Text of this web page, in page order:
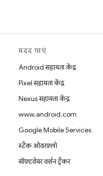
मदद पाएं
Android सहायता केंद्र
Pixel सहायता केंद्र
Nexus सहायता केंद्र
www.android.com
Google Mobile Services
स्टैक ओवरफ़्लो
सॉफ़्टवेयर वर्शन ट्रैकर